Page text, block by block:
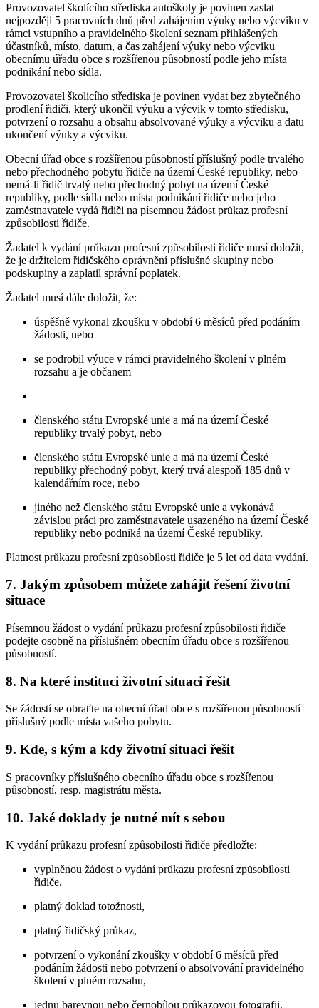
Provozovatel školícího střediska autoškoly je povinen zaslat
nejpozději 5 pracovních dnů před zahájením výuky nebo výcviku v
rámci vstupního a pravidelného školení seznam přihlášených
účastníků, místo, datum, a čas zahájení výuky nebo výcviku
obecnímu úřadu obce s rozšířenou působností podle jeho místa
podnikání nebo sídla.
Provozovatel školicího střediska je povinen vydat bez zbytečného
prodlení řidiči, který ukončil výuku a výcvik v tomto středisku,
potvrzení o rozsahu a obsahu absolvované výuky a výcviku a datu
ukončení výuky a výcviku.
Obecní úřad obce s rozšířenou působností příslušný podle trvalého
nebo přechodného pobytu řidiče na území České republiky, nebo
nemá-li řidič trvalý nebo přechodný pobyt na území České
republiky, podle sídla nebo místa podnikání řidiče nebo jeho
zaměstnavatele vydá řidiči na písemnou žádost průkaz profesní
způsobilosti řidiče.
Žadatel k vydání průkazu profesní způsobilosti řidiče musí doložit,
že je držitelem řidičského oprávnění příslušné skupiny nebo
podskupiny a zaplatil správní poplatek.
Žadatel musí dále doložit, že:
úspěšně vykonal zkoušku v období 6 měsíců před podáním
žádosti, nebo
se podrobil výuce v rámci pravidelného školení v plném
rozsahu a je občanem
členského státu Evropské unie a má na území České
republiky trvalý pobyt, nebo
členského státu Evropské unie a má na území České
republiky přechodný pobyt, který trvá alespoň 185 dnů v
kalendářním roce, nebo
jiného než členského státu Evropské unie a vykonává
závislou práci pro zaměstnavatele usazeného na území České
republiky nebo podniká na území České republiky.
Platnost průkazu profesní způsobilosti řidiče je 5 let od data vydání.
7. Jakým způsobem můžete zahájit řešení životní
situace
Písemnou žádost o vydání průkazu profesní způsobilosti řidiče
podejte osobně na příslušném obecním úřadu obce s rozšířenou
působností.
8. Na které instituci životní situaci řešit
Se žádostí se obraťte na obecní úřad obce s rozšířenou působností
příslušný podle místa vašeho pobytu.
9. Kde, s kým a kdy životní situaci řešit
S pracovníky příslušného obecního úřadu obce s rozšířenou
působností, resp. magistrátu města.
10. Jaké doklady je nutné mít s sebou
K vydání průkazu profesní způsobilosti řidiče předložte:
vyplněnou žádost o vydání průkazu profesní způsobilosti
řidiče,
platný doklad totožnosti,
platný řidičský průkaz,
potvrzení o vykonání zkoušky v období 6 měsíců před
podáním žádosti nebo potvrzení o absolvování pravidelného
školení v plném rozsahu,
jednu barevnou nebo černobílou průkazovou fotografii.